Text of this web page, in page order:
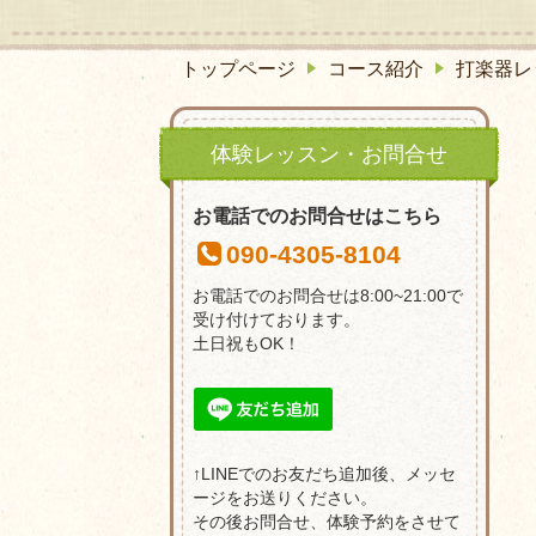
トップページ コース紹介 打楽器
体験レッスン・お問合せ
お電話でのお問合せはこちら
090-4305-8104
お電話でのお問合せは8:00~21:00で
受け付けております。
土日祝もOK！
↑LINEでのお友だち追加後、メッセ
ージをお送りください。
その後お問合せ、体験予約をさせて